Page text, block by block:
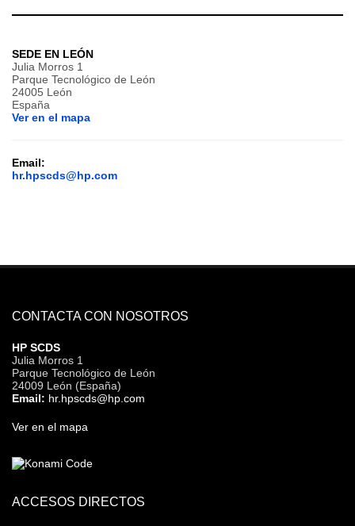
SEDE EN LEÓN
Julia Morros 1
Parque Tecnológico de León
24005 León
España
Ver en el mapa
Email:
hr.hpscds@hp.com
CONTACTA CON NOSOTROS
HP SCDS
Julia Morros 1
Parque Tecnológico de León
24009 León (España)
Email: hr.hpscds@hp.com
Ver en el mapa
ACCESOS DIRECTOS